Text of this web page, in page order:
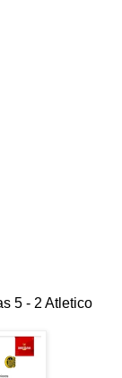
5 - 2 Atletico